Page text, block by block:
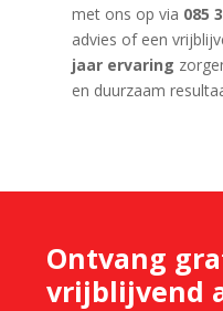
met ons op via 085
advies of een
jaar ervaring
en duurzaam
Ontvang
vrijblijvend